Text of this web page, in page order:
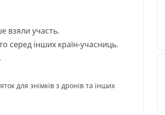
взяли участь.
серед інших країн-учасниць.
для знімків з дронів та інших